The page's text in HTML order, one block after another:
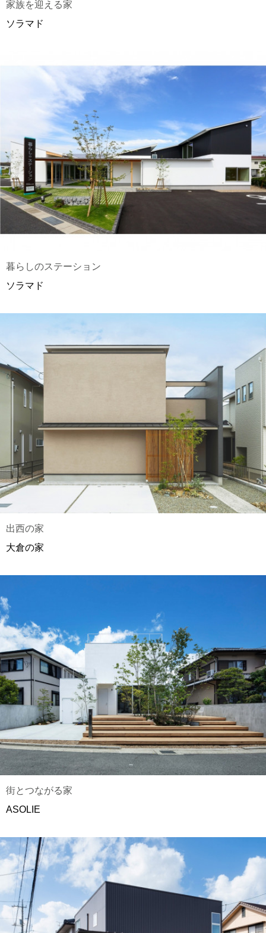
家族を迎える家
ソラマド
暮らしのステーション
ソラマド
出西の家
大倉の家
街とつながる家
ASOLIE